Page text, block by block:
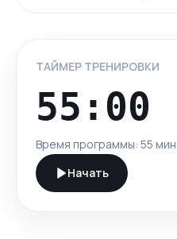
ТАЙМЕР ТРЕНИРОВКИ
55:00
Время программы: 55 мин
Начать